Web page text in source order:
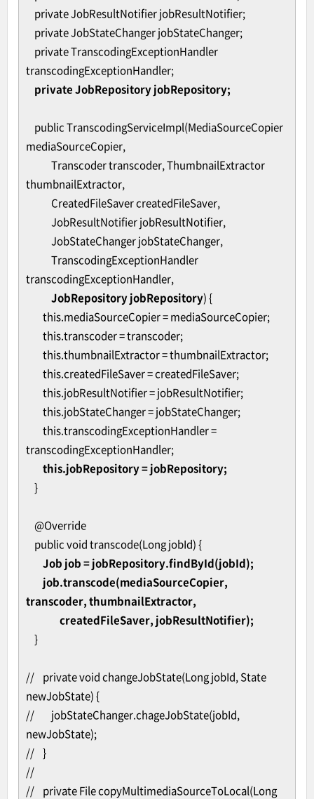
private JobResultNotifier jobResultNotifier;
private JobStateChanger jobStateChanger;
private TranscodingExceptionHandler
transcodingExceptionHandler;
private JobRepository jobRepository;
public TranscodingServiceImpl(MediaSourceCopier
mediaSourceCopier,
Transcoder transcoder, ThumbnailExtractor
thumbnailExtractor,
CreatedFileSaver createdFileSaver,
JobResultNotifier jobResultNotifier,
JobStateChanger jobStateChanger,
TranscodingExceptionHandler
transcodingExceptionHandler,
JobRepository jobRepository) {
this.mediaSourceCopier = mediaSourceCopier;
this.transcoder = transcoder;
this.thumbnailExtractor = thumbnailExtractor;
this.createdFileSaver = createdFileSaver;
this.jobResultNotifier = jobResultNotifier;
this.jobStateChanger = jobStateChanger;
this.transcodingExceptionHandler =
transcodingExceptionHandler;
this.jobRepository = jobRepository;
}
@Override
public void transcode(Long jobId) {
Job job =jobRepository.findById(jobId);
job.transcode(mediaSourceCopier,
transcoder, thumbnailExtractor,
createdFileSaver, jobResultNotifier);
}
// private void changeJobState(Long jobId, State
newJobState) {
// jobStateChanger.chageJobState(jobId,
newJobState);
// }
//
// private File copyMultimediaSourceToLocal(Long